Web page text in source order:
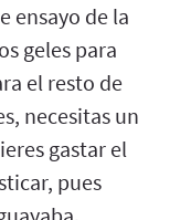
ensayo de la
geles para
el resto de
necesitas un
gastar el
pues